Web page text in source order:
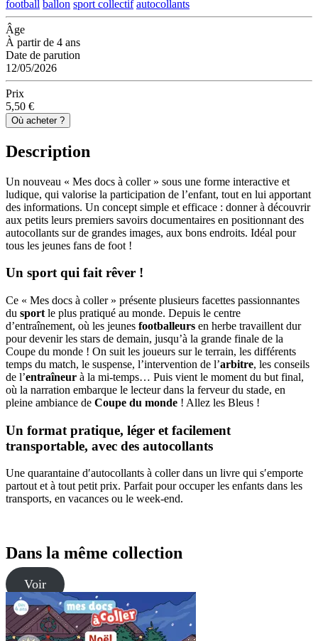
football ballon sport collectif autocollants
Âge
À partir de 4 ans
Date de parution
12/05/2026
Prix
5,50 €
Où acheter ?
Description
Un nouveau « Mes docs à coller » sous une forme interactive et
ludique, qui valorise la participation de l’enfant, tout en lui apportant
des informations. Un concept simple et efficace : donner à découvrir
aux petits leurs premiers savoirs documentaires en positionnant des
autocollants sur de grandes images, aux bons endroits. Idéal pour
tous les jeunes fans de foot !
Un sport qui fait rêver !
Ce « Mes docs à coller » présente plusieurs facettes passionnantes
du sport le plus pratiqué au monde. Depuis le centre
d’entraînement, où les jeunes footballeurs en herbe travaillent dur
pour devenir les stars de demain, jusqu’à la grande finale de la
Coupe du monde ! On suit les joueurs sur le terrain, les différents
temps du match, le suspense, l’intervention de l’arbitre, les conseils
de l’entraîneur à la mi-temps… Puis vient le moment du but final,
où la narration embarque le lecteur dans la ferveur du stade, en
pleine ambiance de Coupe du monde ! Allez les Bleus !
Un format pratique, léger et facilement
transportable, avec des autocollants
Une quarantaine d′autocollants à coller dans un livre qui s′emporte
partout et à tout petit prix. Parfait pour occuper les enfants dans les
transports, en vacances ou le week-end.
Dans la même collection
Voir